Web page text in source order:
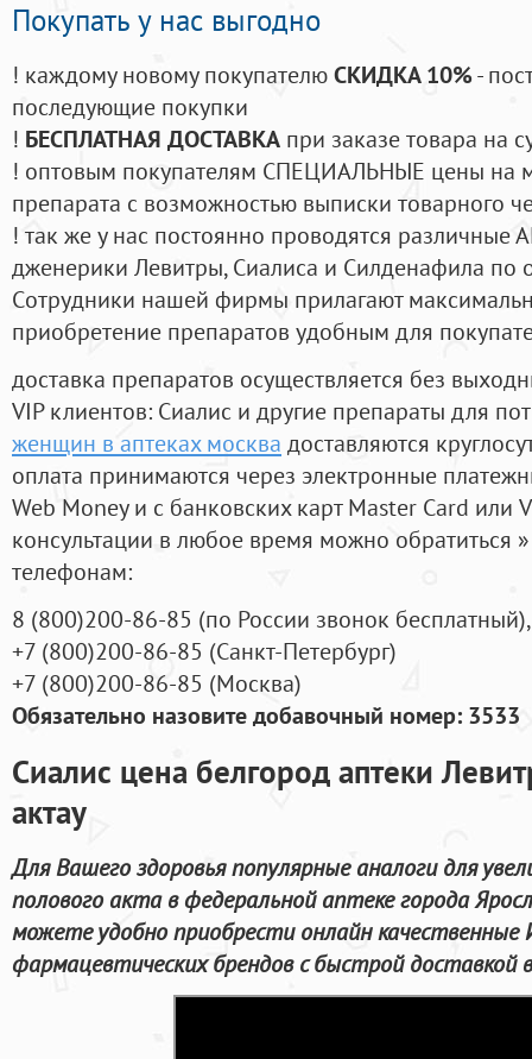
Покупать у нас выгодно
! каждому новому покупателюСКИДКА 10%-
последующие покупки
! БЕСПЛАТНАЯ ДОСТАВКА при заказе товара на
! оптовым покупателям СПЕЦИАЛЬНЫЕ цены на
препарата с возможностью выписки товарного
! так же у нас постоянно проводятся
дженерики Левитры, Сиалиса и Силденафила по
Cотрудники нашей фирмы прилагают
приобретение препаратов удобным для
доставка препаратов осуществляется без
VIP клиентов: Сиалис и другие препараты для
женщин в аптеках москва доставляются
оплата принимаются через электронные
Web Money и с банковских карт Master Card или
консультации в любое время можно обратиться
телефонам:
8 (800)200-86-85 (по России звонок бесплатный),
+7 (800)200-86-85 (Санкт-Петербург)
+7 (800)200-86-85 (Москва)
Обязательно назовите добавочный номер: 3533
Сиалис цена белгород аптеки
актау
Для Вашего здоровья популярные аналоги для
полового акта в федеральной аптеке города
можете удобно приобрести онлайн качественные
фармацевтических брендов с быстрой доставкой